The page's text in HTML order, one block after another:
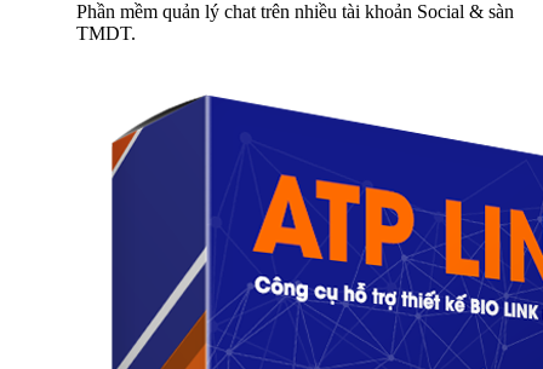
Phần mềm quản lý chat trên nhiều tài khoản Social & sàn
TMDT.